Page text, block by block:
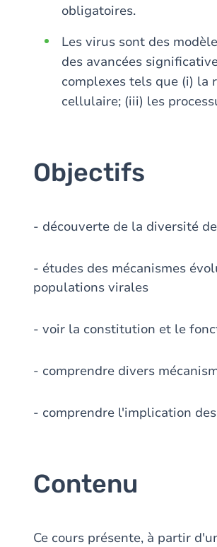
obligatoires.
Les virus sont des
des avancées
complexes tels que (i) la
cellulaire; (iii) les
Objectifs
- découverte de la diversité
- études des mécanismes
populations virales
- voir la constitution et le
- comprendre divers
- comprendre l'implication
Contenu
Ce cours présente, à partir